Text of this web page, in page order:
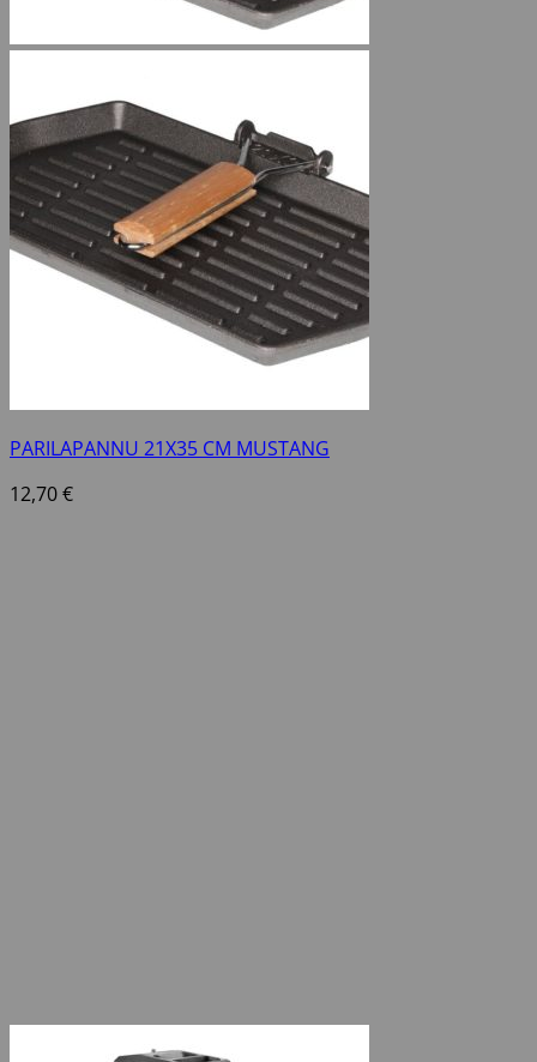
PARILAPANNU 21X35 CM MUSTANG
12,70€